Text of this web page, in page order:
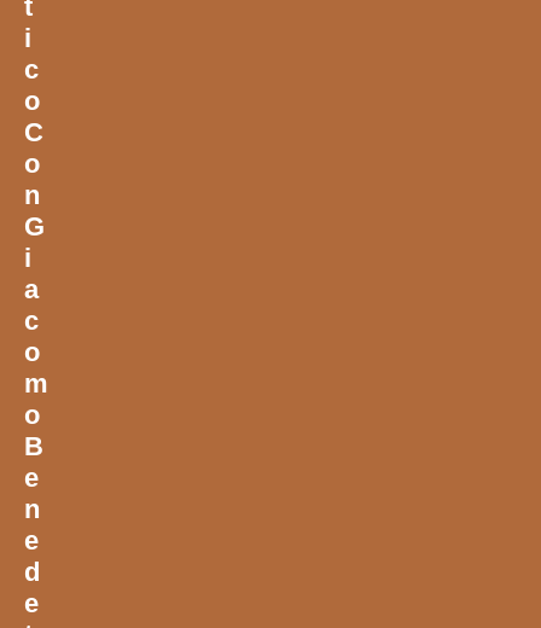
T
I
C
O
C
O
N
G
I
A
C
O
M
O
B
E
N
E
D
E